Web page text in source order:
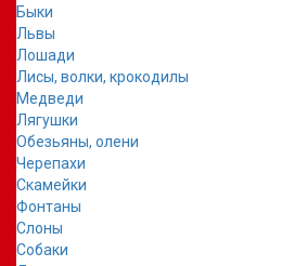
Быки
Львы
Лошади
Лисы, волки, крокодилы
Медведи
Лягушки
Обезьяны, олени
Черепахи
Скамейки
Фонтаны
Слоны
Собаки